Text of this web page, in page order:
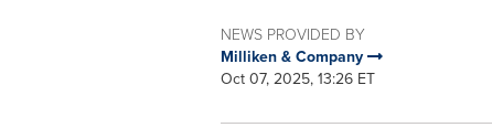
NEWS PROVIDED BY
Milliken & Company
Oct 07, 2025, 13:26 ET